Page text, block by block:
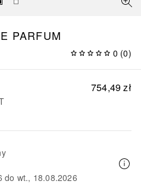
PARFUM
0 (0)
754,49 zł
do wt., 18.08.2026